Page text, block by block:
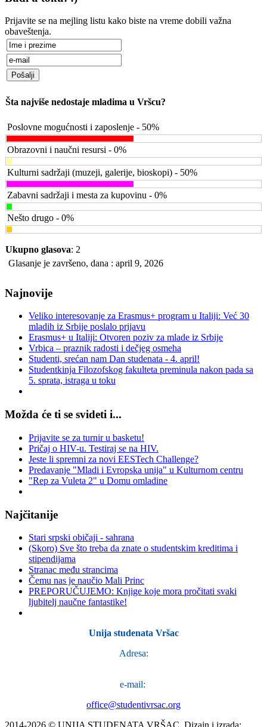
Prijavite se na mejling listu kako biste na vreme dobili važna
obaveštenja.
Šta najviše nedostaje mladima u Vršcu?
Poslovne mogućnosti i zaposlenje - 50%
Obrazovni i naučni resursi - 0%
Kulturni sadržaji (muzeji, galerije, bioskopi) - 50%
Zabavni sadržaji i mesta za kupovinu - 0%
Nešto drugo - 0%
Ukupno glasova: 2
Glasanje je završeno, dana : april 9, 2026
Najnovije
Veliko interesovanje za Erasmus+ program u Italiji: Već 30
mladih iz Srbije poslalo prijavu
Erasmus+ u Italiji: Otvoren poziv za mlade iz Srbije
Vrbica – praznik radosti i dečjeg osmeha
Studenti, srećan nam Dan studenata - 4. april!
Studentkinja Filozofskog fakulteta preminula nakon pada sa
5. sprata, istraga u toku
Možda će ti se svideti i...
Prijavite se za turnir u basketu!
Pričaj o HIV-u. Testiraj se na HIV.
Jeste li spremni za novi EESTech Challenge?
Predavanje "Mladi i Evropska unija" u Kulturnom centru
"Rep za Vuleta 2" u Domu omladine
Najčitanije
Stari srpski običaji - sahrana
(Skoro) Sve što treba da znate o studentskim kreditima i
stipendijama
Stranac među strancima
Čemu nas je naučio Mali Princ
PREPORUČUJEMO: Knjige koje mora pročitati svaki
ljubitelj naučne fantastike!
Unija studenata Vršac
Adresa:
e-mail:
office@studentivrsac.org